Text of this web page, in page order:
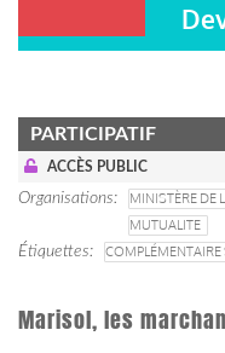
PARTICIPATIF
ACCÈS PUBLIC
Organisations
MINISTÈRE DE
MUTUALITE
Étiquettes
COMPLÉMENTAIRE
Marisol, les